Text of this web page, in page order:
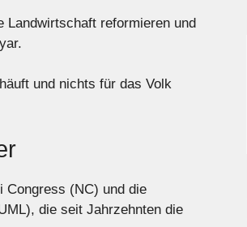
Landwirtschaft reformieren und
und nichts für das Volk
Congress (NC) und die
die seit Jahrzehnten die